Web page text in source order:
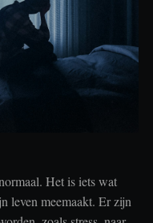
Het is iets wat
leven meemaakt. Er zijn